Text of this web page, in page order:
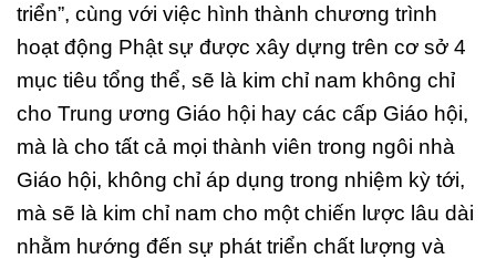
triển”, cùng với việc hình thành chương trình
hoạt động Phật sự được xây dựng trên cơ sở 4
mục tiêu tổng thể, sẽ là kim chỉ nam không chỉ
cho Trung ương Giáo hội hay các cấp Giáo hội,
mà là cho tất cả mọi thành viên trong ngôi nhà
Giáo hội, không chỉ áp dụng trong nhiệm kỳ tới,
mà sẽ là kim chỉ nam cho một chiến lược lâu dài
nhằm hướng đến sự phát triển chất lượng và